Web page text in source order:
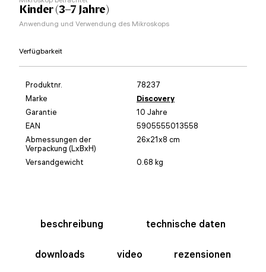
Kinder (3–7 Jahre)
Anwendung und Verwendung des Mikroskops
Verfügbarkeit
Produktnr.
78237
Marke
Discovery
Garantie
10 Jahre
EAN
5905555013558
Abmessungen der
Verpackung (LxBxH)
26x21x8 cm
Versandgewicht 0.68 kg
beschreibung technische daten
downloads video rezensionen